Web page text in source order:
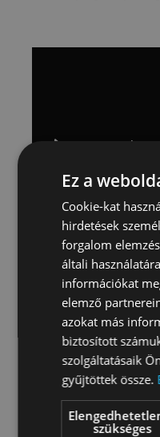
HELYSZÍN
Újbuda,
Ez a
Cookie-kat
hirdetések
forgalom
általi
információkat
elemző
azokat más
biztosított
szolgáltatásaik
gyűjtöttek össze.
szükséges